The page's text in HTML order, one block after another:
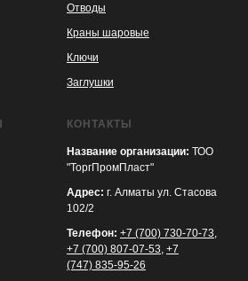
KASPI
SATU
WILDBERRIES
Отводы
Краны шаровые
Ключи
Заглушки
КОНТАКТЫ
Название организации: ТОО
"ТоргПромПласт"
Адрес: г. Алматы ул. Стасова
102/2
Телефон: +7 (700) 730-70-73,
+7 (700) 807-07-53, +7
(747) 835-95-26